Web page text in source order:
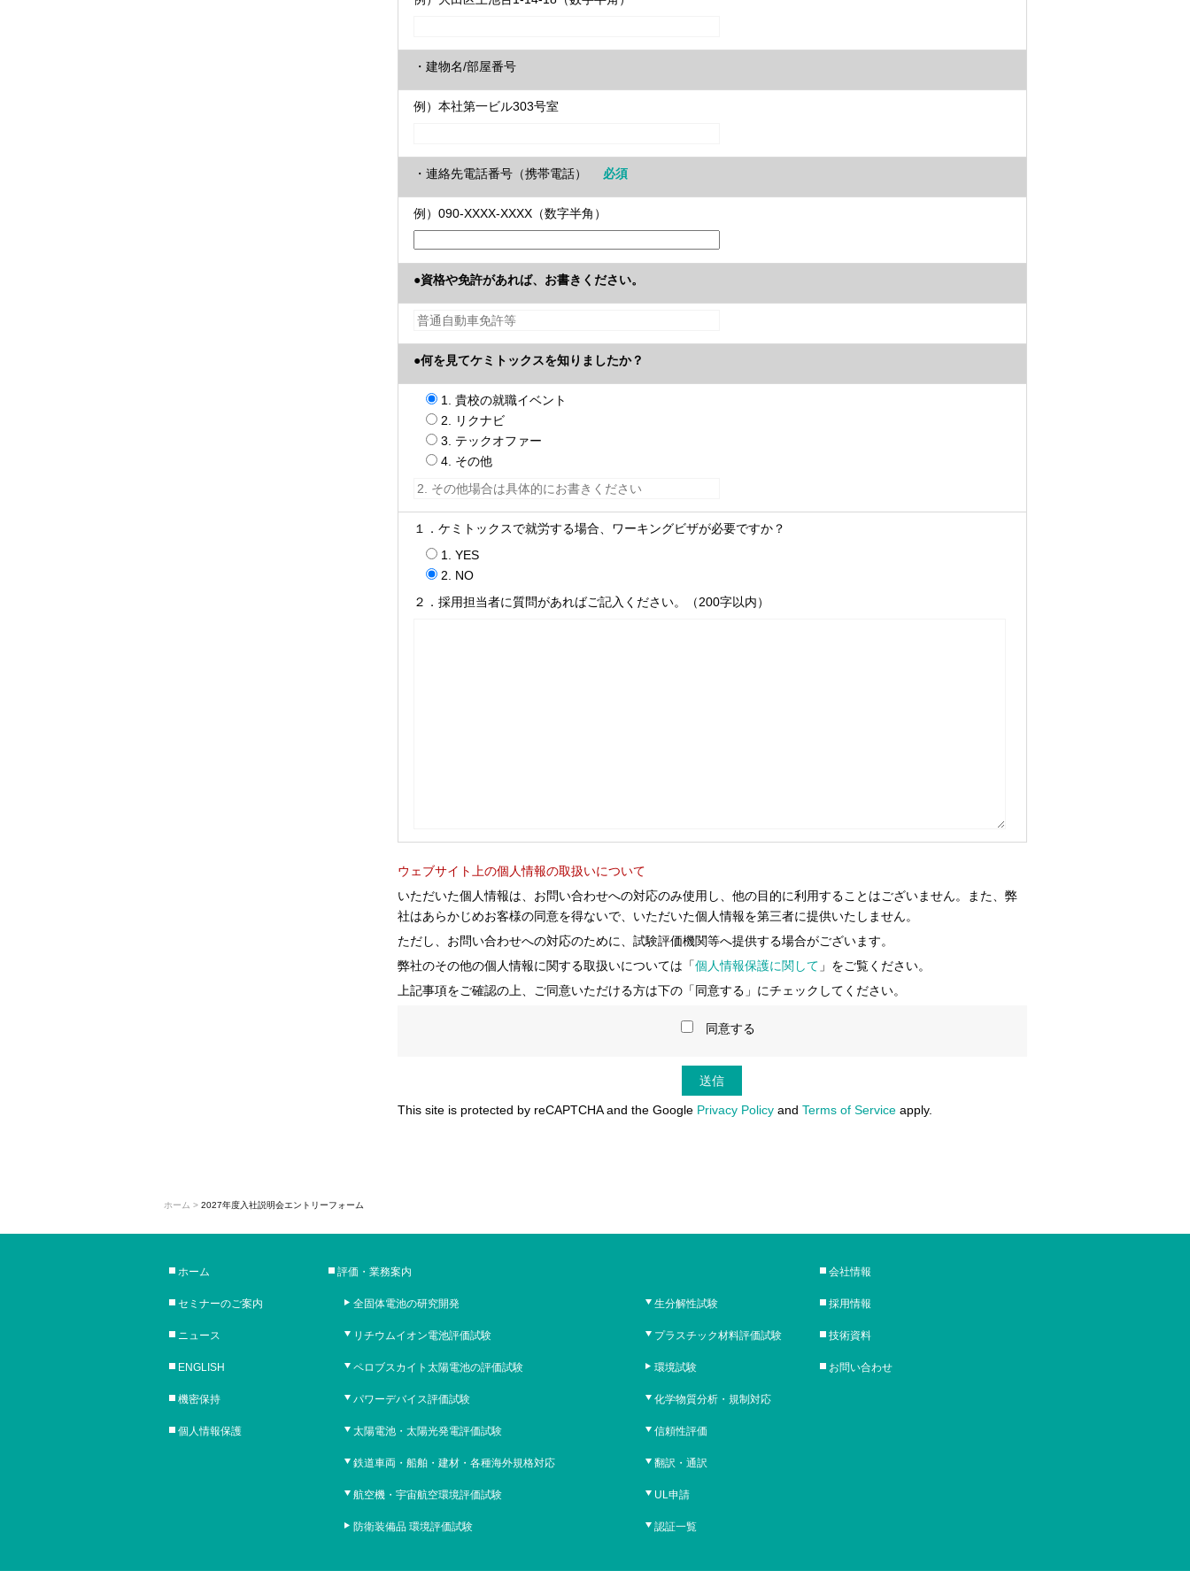
・建物名/部屋番号
例）本社第一ビル303号室
・連絡先電話番号（携帯電話） 必須
例）090-XXXX-XXXX（数字半角）
●資格や免許があれば、お書きください。
●何を見てケミトックスを知りましたか？
1. 貴校の就職イベント
2. リクナビ
3. テックオファー
4. その他
１．ケミトックスで就労する場合、ワーキングビザが必要ですか？
1. YES
2. NO
２．採用担当者に質問があればご記入ください。（200字以内）
ウェブサイト上の個人情報の取扱いについて
いただいた個人情報は、お問い合わせへの対応のみ使用し、他の目的に利用することはございません。また、弊
社はあらかじめお客様の同意を得ないで、いただいた個人情報を第三者に提供いたしません。
ただし、お問い合わせへの対応のために、試験評価機関等へ提供する場合がございます。
弊社のその他の個人情報に関する取扱いについては「個人情報保護に関して 」をご覧ください。
上記事項をご確認の上、ご同意いただける方は下の「同意する」にチェックしてください。
同意する
This site is protected by reCAPTCHA and the GooglePrivacy Policy and Terms of Service apply.
ホーム > 2027年度入社説明会エントリーフォーム
ホーム
セミナーのご案内
ニュース
ENGLISH
機密保持
個人情報保護
評価・業務案内
全固体電池の研究開発
リチウムイオン電池評価試験
ペロブスカイト太陽電池の評価試験
パワーデバイス評価試験
太陽電池・太陽光発電評価試験
鉄道車両・船舶・建材・各種海外規格対応
航空機・宇宙航空環境評価試験
防衛装備品 環境評価試験
生分解性試験
プラスチック材料評価試験
環境試験
化学物質分析・規制対応
信頼性評価
翻訳・通訳
UL申請
認証一覧
会社情報
採用情報
技術資料
お問い合わせ